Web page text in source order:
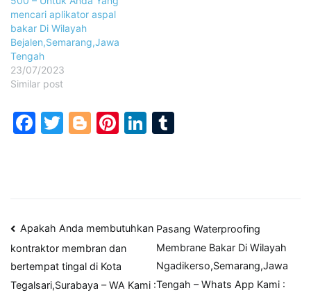
mencari aplikator aspal
bakar Di Wilayah
Bejalen,Semarang,Jawa
Tengah
23/07/2023
Similar post
Facebook
Twitter
Blogger
Pinterest
LinkedIn
Post
navigation
Apakah Anda membutuhkan
kontraktor membran dan
bertempat tingal di Kota
Tegalsari,Surabaya – WA Kami :
Pasang Waterproofing
Membrane Bakar Di Wilayah
Ngadikerso,Semarang,Jawa
Tengah – Whats App Kami :